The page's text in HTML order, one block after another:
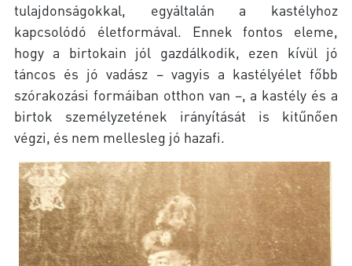
tulajdonságokkal, egyáltalán a kastélyhoz
kapcsolódó életformával. Ennek fontos eleme,
hogy a birtokain jól gazdálkodik, ezen kívül jó
táncos és jó vadász – vagyis a kastélyélet főbb
szórakozási formáiban otthon van –, a kastély és a
birtok személyzetének irányítását is kitűnően
végzi, és nem mellesleg jó hazafi.